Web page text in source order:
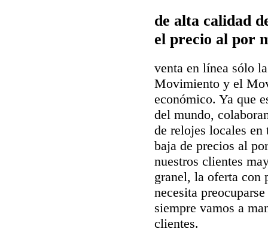
de alta calidad
el precio al por
venta en línea sólo
Movimiento y el
económico. Ya que
del mundo,
de relojes locales
baja de precios al
nuestros clientes
granel, la oferta con
necesita
siempre vamos a
clientes.